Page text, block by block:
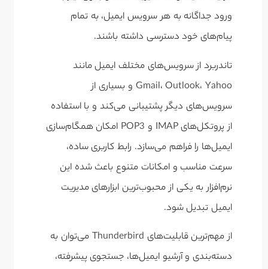
ورود جداگانه به هر سرویس ایمیل، به تمام
پیام‌های خود دسترسی داشته باشند.
تاندربرد از سرویس‌های مختلف ایمیل مانند
Gmail، Outlook، Yahoo و بسیاری از
سرویس‌های دیگر پشتیبانی می‌کند و با استفاده
از پروتکل‌های IMAP و POP3 امکان همگام‌سازی
ایمیل‌ها را فراهم می‌سازد. رابط کاربری ساده،
سرعت مناسب و امکانات متنوع باعث شده این
نرم‌افزار به یکی از محبوب‌ترین ابزارهای مدیریت
ایمیل تبدیل شود.
از مهم‌ترین قابلیت‌های Thunderbird می‌توان به
دسته‌بندی و آرشیو ایمیل‌ها، جستجوی پیشرفته،